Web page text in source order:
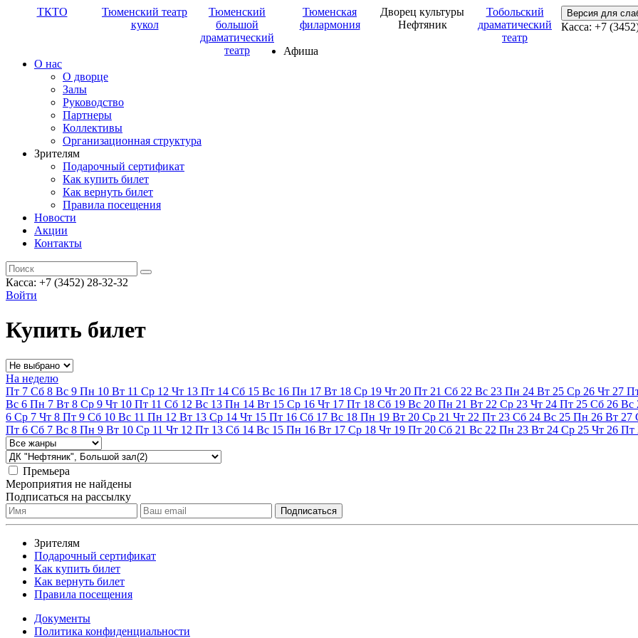
ТКТО
Тюменский театр
кукол
Тюменский
большой
драматический
театр
Тюменская
филармония
Дворец культуры
Нефтяник
Тобольский
драматический
театр
Версия для
Касса: +7
Афиша
О нас
О дворце
Залы
Руководство
Партнеры
Коллективы
Организационная структура
Зрителям
Подарочный сертификат
Как купить билет
Как вернуть билет
Правила посещения
Новости
Акции
Контакты
Касса: +7 (3452) 28-32-32
Войти
Купить билет
На неделю
Пт 7 Сб 8 Вс 9 Пн 10 Вт 11 Ср 12 Чт 13 Пт 14 Сб 15 Вс 16 Пн 17 Вт 18 Ср 19 Чт 20 Пт 21 Сб 22 Вс 23 Пн 24 Вт 25 Ср 26 Чт 27
Вс 6 Пн 7 Вт 8 Ср 9 Чт 10 Пт 11 Сб 12 Вс 13 Пн 14 Вт 15 Ср 16 Чт 17 Пт 18 Сб 19 Вс 20 Пн 21 Вт 22 Ср 23 Чт 24 Пт 25 Сб 26 Вс
6 Ср 7 Чт 8 Пт 9 Сб 10 Вс 11 Пн 12 Вт 13 Ср 14 Чт 15 Пт 16 Сб 17 Вс 18 Пн 19 Вт 20 Ср 21 Чт 22 Пт 23 Сб 24 Вс 25 Пн 26 Вт 27
Пт 6 Сб 7 Вс 8 Пн 9 Вт 10 Ср 11 Чт 12 Пт 13 Сб 14 Вс 15 Пн 16 Вт 17 Ср 18 Чт 19 Пт 20 Сб 21 Вс 22 Пн 23 Вт 24 Ср 25 Чт 26 Пт
Премьера
Мероприятия не найдены
Подписаться на рассылку
Зрителям
Подарочный сертификат
Как купить билет
Как вернуть билет
Правила посещения
Документы
Политика конфиденциальности